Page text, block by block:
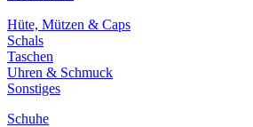
Hüte, Mützen & Caps
Schals
Taschen
Uhren & Schmuck
Sonstiges
Schuhe